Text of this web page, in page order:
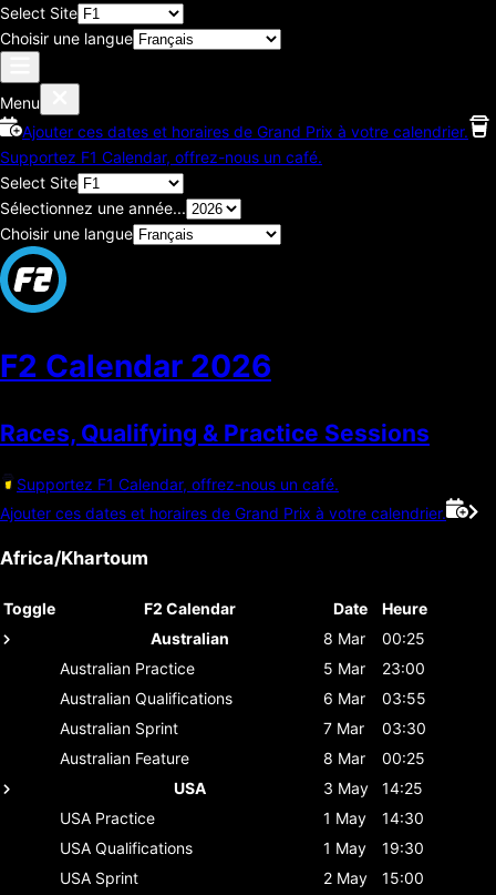
Select Site
Choisir une langue
Menu
Ajouter ces dates et horaires de Grand Prix à votre calendrier.
Supportez F1 Calendar, offrez-nous un café.
Select Site
Sélectionnez une année...
Choisir une langue
F2 Calendar 2026
Races, Qualifying & Practice Sessions
Supportez F1 Calendar, offrez-nous un café.
Ajouter ces dates et horaires de Grand Prix à votre calendrier.
Africa/Khartoum
Toggle F2 Calendar Date
Heure
Australian
8 Mar
00:25
Australian Practice 5 Mar
23:00
Australian Qualifications 6 Mar
03:55
Australian Sprint 7 Mar
03:30
Australian Feature 8 Mar
00:25
USA
3 May
14:25
USA Practice 1 May
14:30
USA Qualifications 1 May
19:30
USA Sprint 2 May
15:00